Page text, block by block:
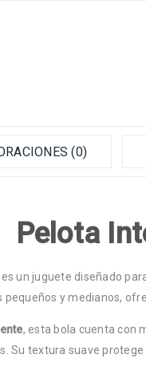
(0)
Pelota
es un juguete diseñado
pequeños y medianos,
, esta bola cuenta con
Su textura suave